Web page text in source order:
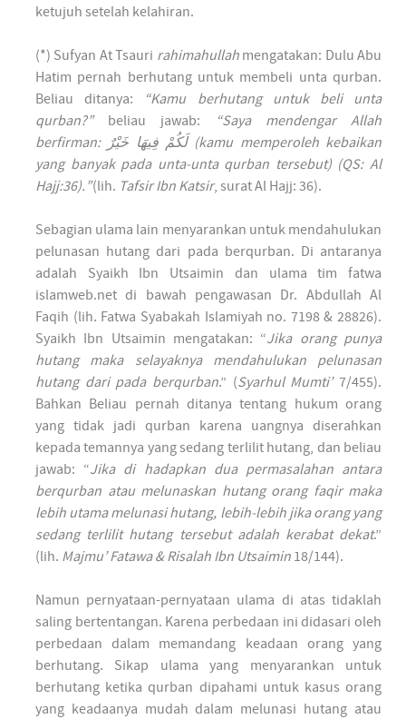
ketujuh setelah kelahiran.
(*) Sufyan At Tsauri rahimahullahmengatakan: Dulu Abu
Hatim pernah berhutang untuk membeli unta qurban.
Beliau ditanya:
“Kamu berhutang untuk beli unta
qurban?”beliau jawab:
“Saya mendengar Allah
berfirman: لَكُمْ فِيهَا خَيْرٌ (kamu memperoleh kebaikan
yang banyak pada unta-unta qurban tersebut) (QS: Al
Hajj:36).”(lih. Tafsir Ibn Katsir, surat Al Hajj: 36).
Sebagian ulama lain menyarankan untuk mendahulukan
pelunasan hutang dari pada berqurban. Di antaranya
adalah Syaikh Ibn Utsaimin dan ulama tim fatwa
islamweb.net di bawah pengawasan Dr. Abdullah Al
Faqih (lih. Fatwa Syabakah Islamiyah no. 7198 & 28826).
Syaikh Ibn Utsaimin mengatakan: “Jika orang punya
hutang maka selayaknya mendahulukan pelunasan
hutang dari pada berqurban.” (Syarhul Mumti’7/455).
Bahkan Beliau pernah ditanya tentang hukum orang
yang tidak jadi qurban karena uangnya diserahkan
kepada temannya yang sedang terlilit hutang, dan beliau
jawab: “Jika di hadapkan dua permasalahan antara
berqurban atau melunaskan hutang orang faqir maka
lebih utama melunasi hutang, lebih-lebih jika orang yang
sedang terlilit hutang tersebut adalah kerabat dekat.”
(lih. Majmu’ Fatawa & Risalah Ibn Utsaimin 18/144).
Namun pernyataan-pernyataan ulama di atas tidaklah
saling bertentangan. Karena perbedaan ini didasari oleh
perbedaan dalam memandang keadaan orang yang
berhutang. Sikap ulama yang menyarankan untuk
berhutang ketika qurban dipahami untuk kasus orang
yang keadaanya mudah dalam melunasi hutang atau